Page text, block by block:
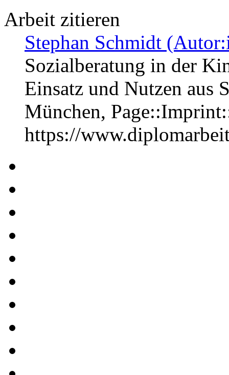
Arbeit zitieren
Stephan Schmidt
Sozialberatung in der
Einsatz und Nutzen aus
München,
https://